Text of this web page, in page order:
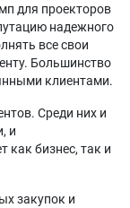
для проекторов
надежного
все свои
Большинство
клиентами.
Среди них и
и
как бизнес, так и
закупок и